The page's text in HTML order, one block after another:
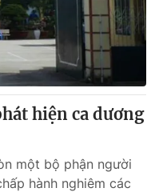
tử số 483/GP-BTTTT
Phạm Quốc Thắng,
355 932
897
hiện ca dương
một bộ phận người
hành nghiêm các